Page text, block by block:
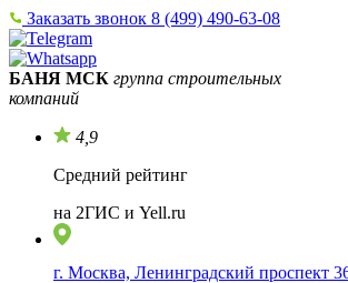
Заказать звонок 8 (499) 490-63-08
БАНЯ МСК группа строительных
компаний
4,9
Средний рейтинг
на 2ГИС и Yell.ru
г. Москва, Ленинградский проспект